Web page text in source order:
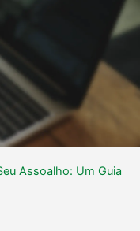
a
Assoalho: Um Guia